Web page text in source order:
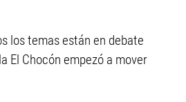
los temas están en debate
El Chocón empezó a mover